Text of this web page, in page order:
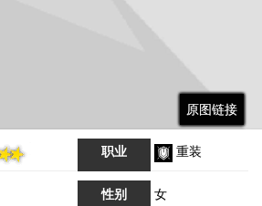
原图链接
原图链接
原图链接
原图链接
原图链接
职业 重装
性别 女